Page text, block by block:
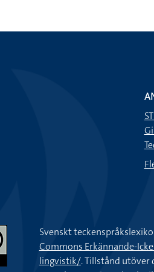
Svenskt
Commons Erkännande-
lingvistik/. Tillstånd utöver